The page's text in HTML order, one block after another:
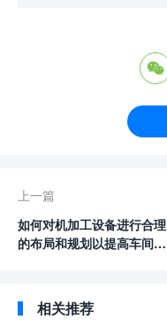

上一篇
如何对机加工设备进行合理
的布局和规划以提高车间效
相关推荐